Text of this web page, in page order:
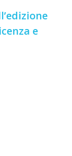
e